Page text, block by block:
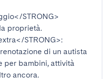
STRONG>
proprietà.
STRONG>:
di un autista
per bambini, attività
ancora.